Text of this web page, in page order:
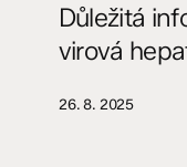
rodiče
hepatitida
Důležitá
virová
26. 8. 2025